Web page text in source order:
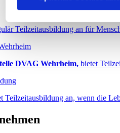
Ihr Gerät durch aktives
Erfahren Sie mehr darüber,
Cookies helfen Ihnen und
wirtschaftlich zu betreiben.
notwendigen Cookies
Teilzeitausbildung an für
DVAG Wehrheim, bietet
Teilzeitausbildung an, wenn die